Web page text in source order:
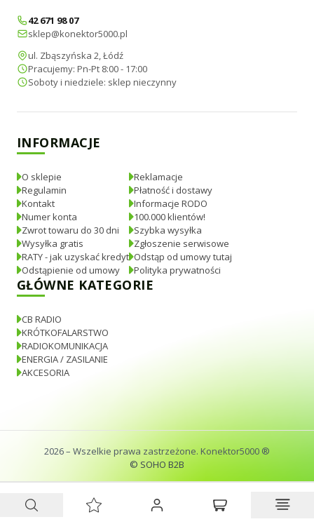
42 671 98 07
sklep@konektor5000.pl
ul. Zbąszyńska 2, Łódź
Pracujemy: Pn-Pt 8:00 - 17:00
Soboty i niedziele: sklep nieczynny
INFORMACJE
O sklepie
Regulamin
Kontakt
Numer konta
Zwrot towaru do 30 dni
Wysyłka gratis
RATY - jak uzyskać kredyt
Odstąpienie od umowy
Reklamacje
Płatność i dostawy
Informacje RODO
100.000 klientów!
Szybka wysyłka
Zgłoszenie serwisowe
Odstąp od umowy tutaj
Polityka prywatności
GŁÓWNE KATEGORIE
CB RADIO
KRÓTKOFALARSTWO
RADIOKOMUNIKACJA
ENERGIA / ZASILANIE
AKCESORIA
2026– Wszelkie prawa zastrzeżone. Konektor5000 ®
© SOHO B2B